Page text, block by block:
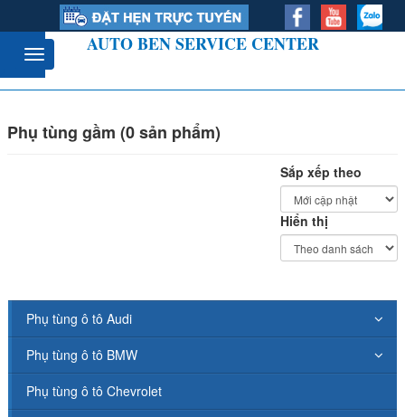
AUTO BEN SERVICE CENTER
Phụ tùng gầm (0 sản phẩm)
Sắp xếp theo
Hiển thị
Phụ tùng ô tô Audi
Phụ tùng ô tô BMW
Phụ tùng ô tô Chevrolet